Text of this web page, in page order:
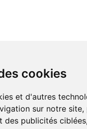
cookies
et d'autres
sur notre
des publicités